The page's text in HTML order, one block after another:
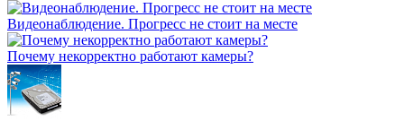
Видеонаблюдение. Прогресс не стоит на месте
Почему некорректно работают камеры?